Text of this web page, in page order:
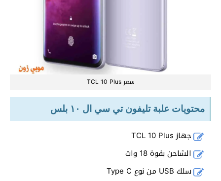
سعر TCL 10 Plus
محتويات علبة تليفون تي سي ال ١٠ بلس
جهاز TCL 10 Plus
الشاحن بقوة 18 وات
سلك USB من نوع Type C